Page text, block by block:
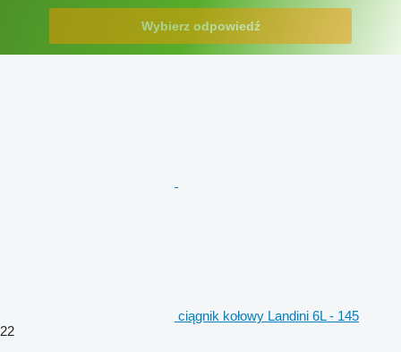
Wybierz odpowiedź
ciągnik kołowy Landini 6L - 145
22